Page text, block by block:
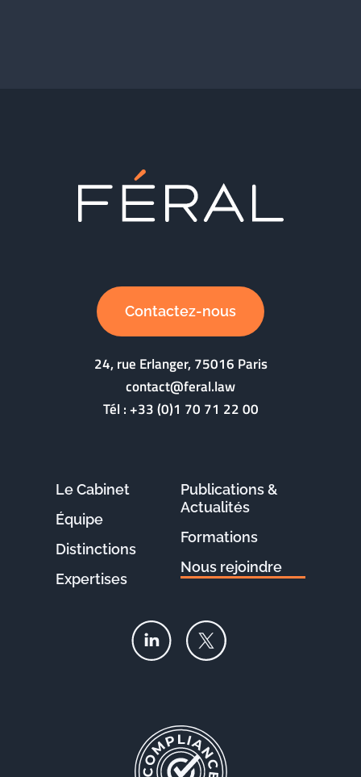
Contactez-nous
24, rue Erlanger, 75016 Paris
contact@feral.law
Tél :+33 (0)1 70 71 22 00
Le Cabinet
Équipe
Distinctions
Expertises
Publications &
Actualités
Formations
Nous rejoindre